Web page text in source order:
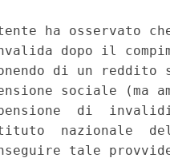
ha osservato
dopo il
di un reddito
sociale (ma
di
nazionale
tale